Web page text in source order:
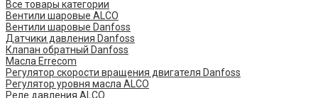
Все товары категории
Вентили шаровые ALCO
Вентили шаровые Danfoss
Датчики давления Danfoss
Клапан обратный Danfoss
Масла Errecom
Регулятор скорости вращения двигателя Danfoss
Регулятор уровня масла ALCO
Реле давления ALCO